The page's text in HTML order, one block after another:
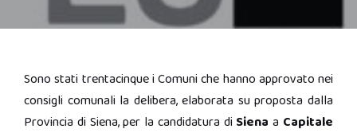
Sono stati trentacinque i Comuni che hanno approvato nei
consigli comunali la delibera, elaborata su proposta dalla
Provincia di Siena, per la candidatura di Siena a Capitale